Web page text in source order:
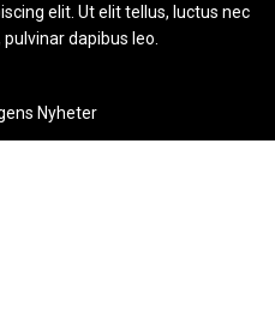
elit. Ut elit tellus, luctus nec
dapibus leo.
Nyheter